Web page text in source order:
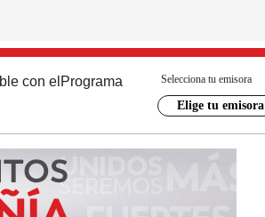
con el Programa Selecciona tu emisora
Elige tu emisora